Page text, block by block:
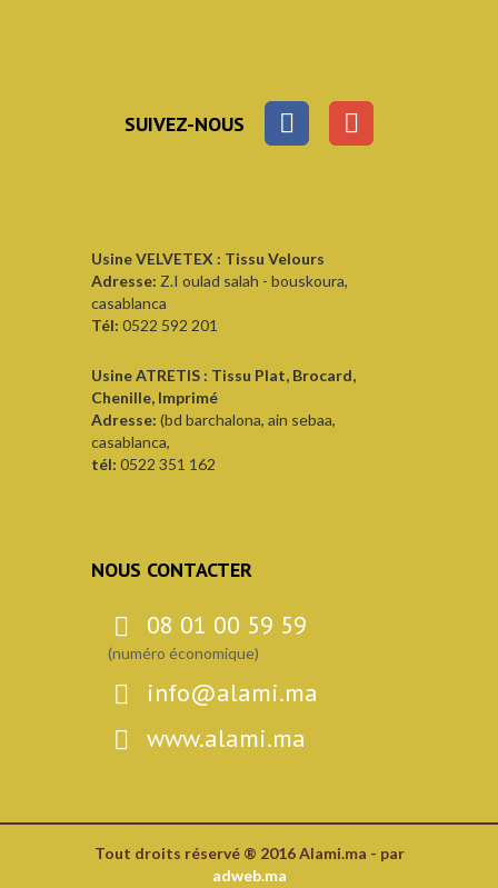
SUIVEZ-NOUS
Usine VELVETEX : Tissu Velours
Adresse: Z.I oulad salah - bouskoura,
casablanca
Tél: 0522 592 201
Usine ATRETIS : Tissu Plat, Brocard,
Chenille, Imprimé
Adresse: (bd barchalona, ain sebaa,
casablanca,
tél: 0522 351 162
NOUS CONTACTER
08 01 00 59 59
(numéro économique)
info@alami.ma
www.alami.ma
Tout droits réservé ® 2016 Alami.ma - par
adweb.ma